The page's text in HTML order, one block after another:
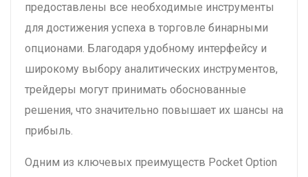
предоставлены все необходимые инструменты
для достижения успеха в торговле бинарными
опционами. Благодаря удобному интерфейсу и
широкому выбору аналитических инструментов,
трейдеры могут принимать обоснованные
решения, что значительно повышает их шансы на
прибыль.
Одним из ключевых преимуществ Pocket Option